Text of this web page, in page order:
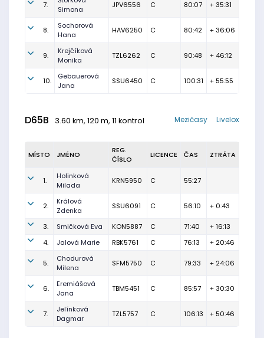
7.
Simona
JPV6556 C 80:07 + 35:31
8.
Sochorová
Hana
HAV6250 C 80:42 + 36:06
9.
Krejčíková
Monika
TZL6262 C 90:48 + 46:12
10.
Gebauerová
Jana
SSU6450 C 100:31 + 55:55
D65B 3.60 km, 120 m, 11 kontrol Livelox
Mezičasy
MÍSTO JMÉNO
REG.
ČÍSLO
LICENCE ČAS ZTRÁTA
1.
Holinková
Milada
KRN5950 C 55:27
2.
Králová
Zdenka
SSU6091 C 56:10 + 0:43
3. Smičková Eva KON5887 C 71:40
+ 16:13
4.
Jalová Marie RBK5761 C 76:13 + 20:46
5.
Chodurová
Milena
SFM5750 C 79:33 + 24:06
6.
Eremiášová
Jana
TBM5451 C 85:57 + 30:30
7.
Jelínková
Dagmar
TZL5757 C 106:13 + 50:46